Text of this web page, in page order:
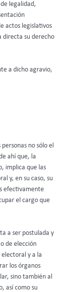
legalidad,
actos legislativos
directa su derecho
a dicho agravio,
no sólo el
ahí que, la
implica que las
y, en su caso, su
efectivamente
el cargo que
a ser postulada y
de elección
y a la
los órganos
sino también al
así como su